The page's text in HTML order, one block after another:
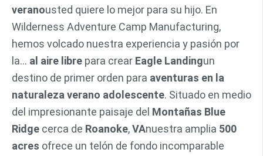
veranousted quiere lo mejor para su hijo. En
Wilderness Adventure Camp Manufacturing,
hemos volcado nuestra experiencia y pasión por
la... al aire libre para crear Eagle Landingun
destino de primer orden para aventuras en la
naturaleza verano adolescente. Situado en medio
del impresionante paisaje del Montañas Blue
Ridge cerca de Roanoke,VAnuestra amplia 500
acres ofrece un telón de fondo incomparable